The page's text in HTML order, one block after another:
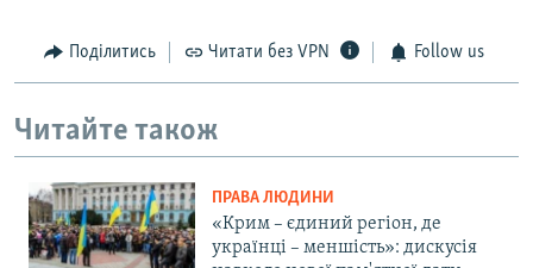
Поділитись Читати без VPN Follow us
Читайте також
ПРАВА ЛЮДИНИ
«Крим – єдиний регіон, де
українці – меншість»: дискусія